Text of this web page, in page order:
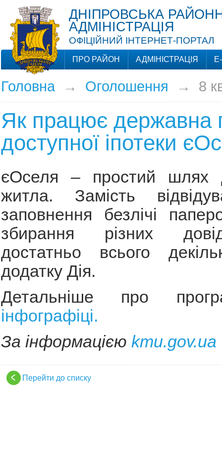
ДНІПРОВСЬКА
АДМІНІСТРАЦІЯ
ОФІЦІЙНИЙ ІНТЕРНЕТ-ПОРТАЛ
ПРО РАЙОН АДМІНІСТРАЦІЯ
Головна→ Оголошення → 8
Як працює державна
доступної іпотеки
єОселя – простий шлях
житла. Замість
заповнення безлічі
збирання різних
достатньо всього
додатку Дія.
Детальніше про
інфографіці.
За інформацією kmu.gov.ua
Перейти до списку